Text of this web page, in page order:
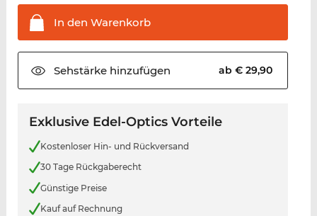
In den Warenkorb
Sehstärkehinzufügen ab € 29,90
Exklusive Edel-Optics Vorteile
Kostenloser Hin- und Rückversand
30 Tage Rückgaberecht
Günstige Preise
Kauf auf Rechnung